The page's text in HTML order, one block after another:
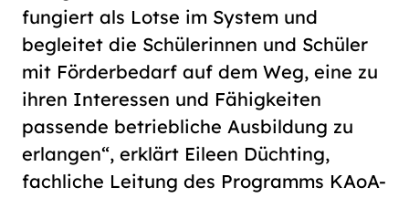
fungiert als Lotse im System und
begleitet die Schülerinnen und Schüler
mit Förderbedarf auf dem Weg, eine zu
ihren Interessen und Fähigkeiten
passende betriebliche Ausbildung zu
erlangen“, erklärt Eileen Düchting,
fachliche Leitung des Programms KAoA-